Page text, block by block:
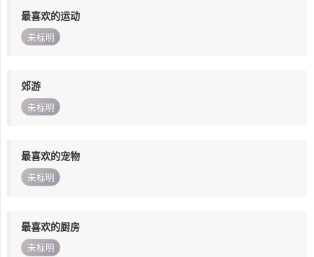
最喜欢的运动
未标明
郊游
未标明
最喜欢的宠物
未标明
最喜欢的厨房
未标明